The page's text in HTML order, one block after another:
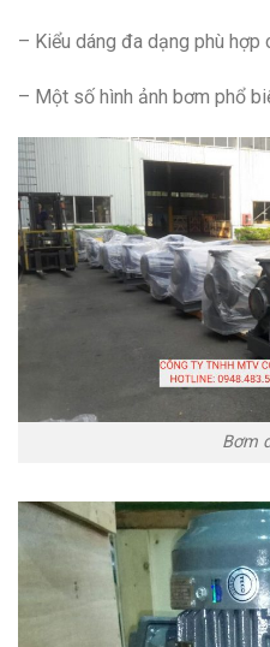
– Kiểu dáng đa dạng phù hợp
– Một số hình ảnh bơm phổ
Bơm